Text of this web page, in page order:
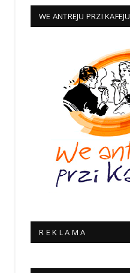
WE ANTREJU PRZI KAFEJU
R E K L A M A